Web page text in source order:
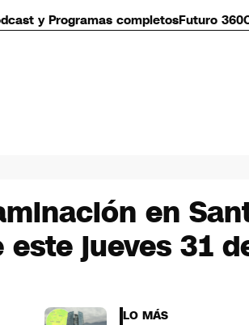
y Programas completosFuturo 360
en
jueves 31
LO MÁS